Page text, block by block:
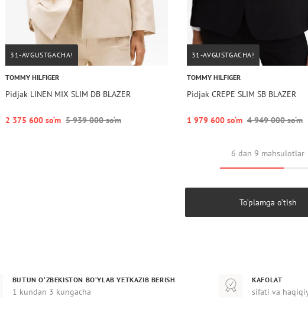
31-AVGUSTGACHA!
TOMMY HILFIGER
Pidjak LINEN MIX SLIM DB BLAZER
2 375 600 so‘m 5 939 000 so‘m
31-AVGUSTGACHA!
TOMMY HILFIGER
Pidjak CREPE SLIM SB BLAZER
1 979 600 so‘m 4 949 000 so‘m
6 dan 9 mahsulotlar
To‘plamga o‘tish
BUTUN O‘ZBEKISTON BO‘YLAB YETKAZIB BERISH
1 kundan 3 kungacha
KAFOLAT
sifati va